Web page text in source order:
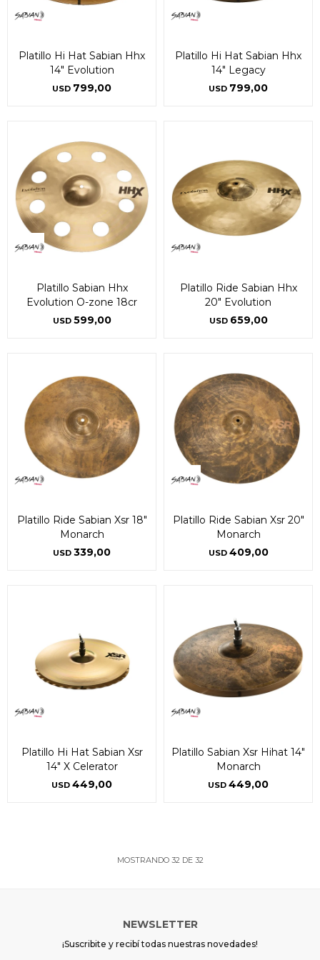
Platillo Hi Hat Sabian Hhx
14" Evolution
USD 799,00
Platillo Hi Hat Sabian Hhx
14" Legacy
USD 799,00
Platillo Sabian Hhx
Evolution O-zone 18cr
USD 599,00
Platillo Ride Sabian Hhx
20" Evolution
USD 659,00
Platillo Ride Sabian Xsr 18"
Monarch
USD 339,00
Platillo Ride Sabian Xsr 20"
Monarch
USD 409,00
Platillo Hi Hat Sabian Xsr
14" X Celerator
USD 449,00
Platillo Sabian Xsr Hihat 14"
Monarch
USD 449,00
MOSTRANDO 32DE 32
NEWSLETTER
¡Suscribite y recibí todas nuestras novedades!